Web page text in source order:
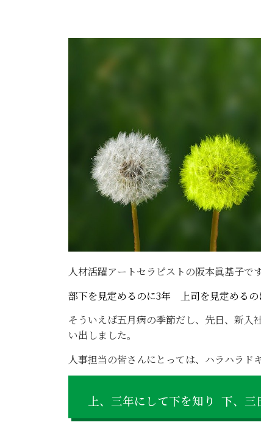
人材活躍アートセラピストの阪本眞基子です
部下を見定めるのに3年 上司を見定める
そういえば五月病の季節だし、先日、新入
い出しました。
人事担当の皆さんにとっては、ハラハラド
上、三年にして下を知り 下、三